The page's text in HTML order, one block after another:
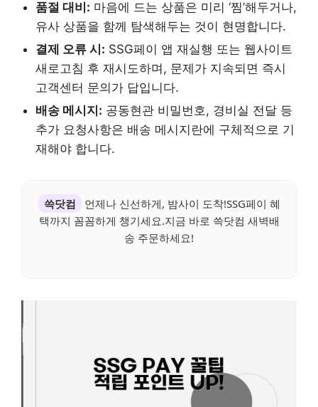
품절 대비: 마음에 드는 상품은 미리 ‘찜’해두거나,
유사 상품을 함께 탐색해두는 것이 현명합니다.
결제 오류 시: SSG페이 앱 재실행 또는 웹사이트
새로고침 후 재시도하며, 문제가 지속되면 즉시
고객센터 문의가 답입니다.
배송 메시지: 공동현관 비밀번호, 경비실 전달 등
추가 요청사항은 배송 메시지란에 구체적으로 기
재해야 합니다.
쓱닷컴
언제나 신선하게, 밤사이 도착!SSG페이 혜
택까지 꼼꼼하게 챙기세요.지금 바로 쓱닷컴 새벽배
송 주문하세요!